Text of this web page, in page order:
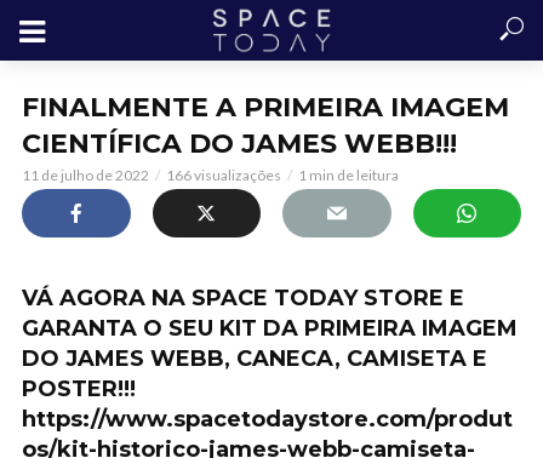
FINALMENTE A PRIMEIRA IMAGEM
CIENTÍFICA DO JAMES WEBB!!!
11 de julho de 2022 166 visualizações 1 min de leitura
VÁ AGORA NA SPACE TODAY STORE E
GARANTA O SEU KIT DA PRIMEIRA IMAGEM
DO JAMES WEBB, CANECA, CAMISETA E
POSTER!!!
https://www.spacetodaystore.com/produt
os/kit-historico-james-webb-camiseta-